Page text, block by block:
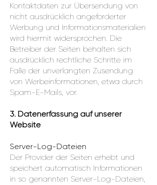
Kontaktdaten zur Übersendung von
nicht ausdrücklich angeforderter
Werbung und Informationsmaterialien
wird hiermit widersprochen. Die
Betreiber der Seiten behalten sich
ausdrücklich rechtliche Schritte im
Falle der unverlangten Zusendung
von Werbeinformationen, etwa durch
Spam-E-Mails, vor.
3. Datenerfassung auf unserer
Website
Server-Log-Dateien
Der Provider der Seiten erhebt und
speichert automatisch Informationen
in so genannten Server-Log-Dateien,